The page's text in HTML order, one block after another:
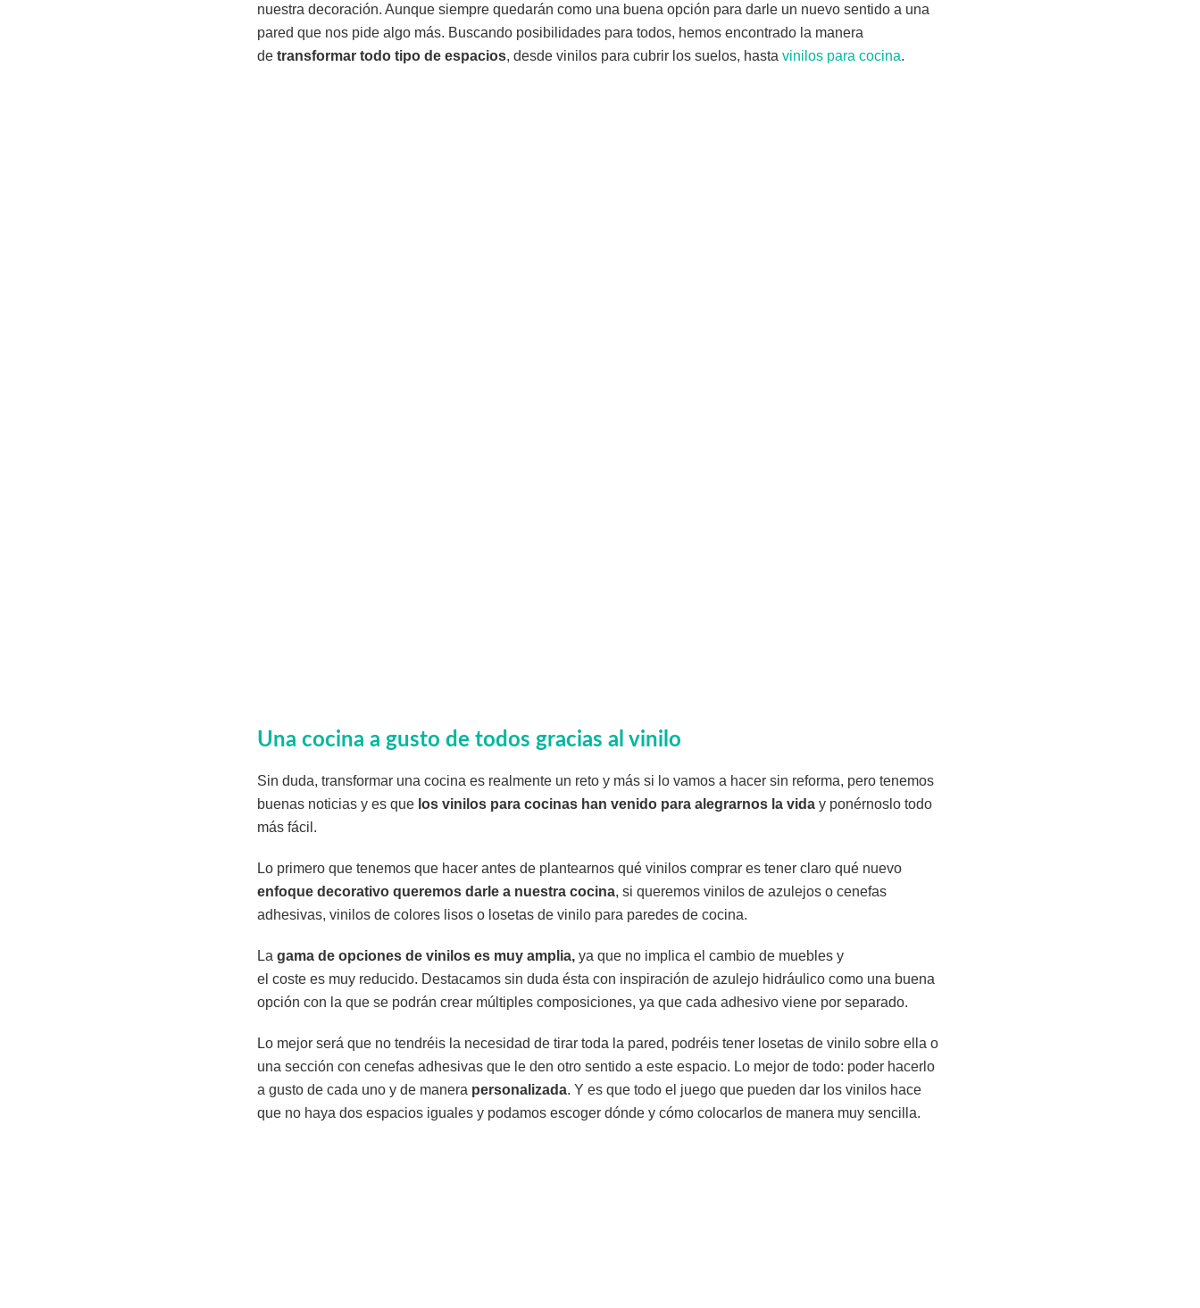
nuestra decoración. Aunque siempre quedarán como una buena opción para darle un nuevo sentido a una
pared que nos pide algo más. Buscando posibilidades para todos, hemos encontrado la manera
de transformar todo tipo de espacios, desde vinilos para cubrir los suelos, hasta vinilos para cocina.
Una cocina a gusto de todos gracias al vinilo
Sin duda, transformar una cocina es realmente un reto y más si lo vamos a hacer sin reforma, pero tenemos
buenas noticias y es que los vinilos para cocinas han venido para alegrarnos la vida y ponérnoslo todo
más fácil.
Lo primero que tenemos que hacer antes de plantearnos qué vinilos comprar es tener claro qué nuevo
enfoque decorativo queremos darle a nuestra cocina, si queremos vinilos de azulejos o cenefas
adhesivas, vinilos de colores lisos o losetas de vinilo para paredes de cocina.
La gama de opciones de vinilos es muy amplia, ya que no implica el cambio de muebles y
el coste es muy reducido. Destacamos sin duda ésta con inspiración de azulejo hidráulico como una buena
opción con la que se podrán crear múltiples composiciones, ya que cada adhesivo viene por separado.
Lo mejor será que no tendréis la necesidad de tirar toda la pared, podréis tener losetas de vinilo sobre ella o
una sección con cenefas adhesivas que le den otro sentido a este espacio. Lo mejor de todo: poder hacerlo
a gusto de cada uno y de manera personalizada. Y es que todo el juego que pueden dar los vinilos hace
que no haya dos espacios iguales y podamos escoger dónde y cómo colocarlos de manera muy sencilla.